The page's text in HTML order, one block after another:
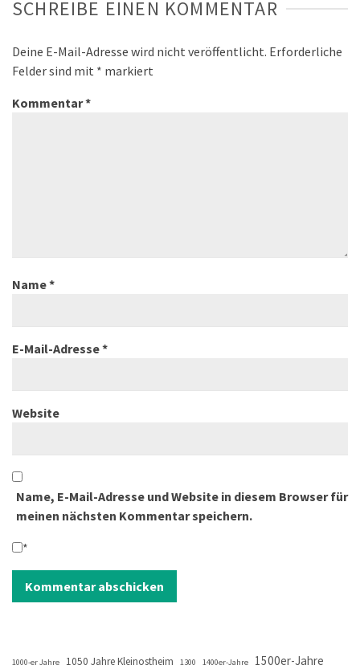
SCHREIBE EINEN KOMMENTAR
Deine E-Mail-Adresse wird nicht veröffentlicht. Erforderliche
Felder sind mit * markiert
Kommentar*
Name*
E-Mail-Adresse*
Website
Name, E-Mail-Adresse und Website in diesem Browser für
meinen nächsten Kommentar speichern.
*
1000-er Jahre 1050 Jahre Kleinostheim 1300 1400er-Jahre 1500er-Jahre